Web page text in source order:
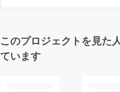
このプロジェクトを見た
ています